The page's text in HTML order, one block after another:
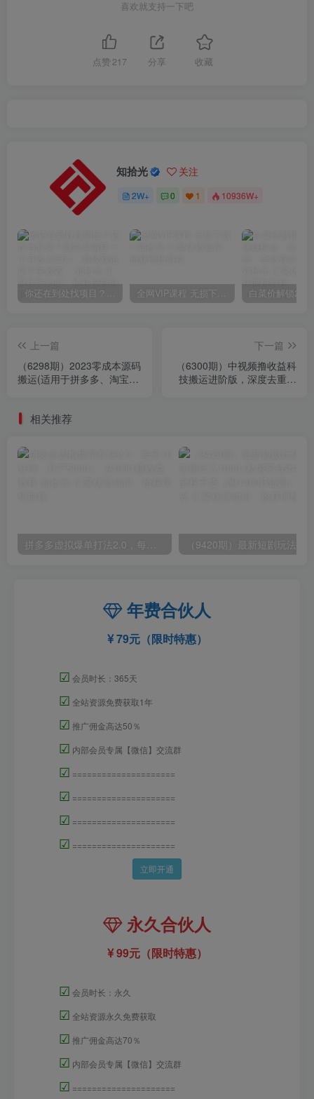
喜欢就支持一下吧
点赞 217 分享 收藏
知拾光 关注
2W+ 0 1 10936W+
你还在到处找项目？还在当韭菜？我靠卖项目一个月收入5万+，曾经我也是个失败者。 全网VIP课程 无损下载~
上一篇
（6298期）2023零成本源码
搬运(适用于拼多多、淘宝、
下一篇
（6300期）中视频撸收益科
技搬运进阶版，深度去重搬
相关推荐
拼多多虚拟爆单打法2.0，每天10分钟，月产5000+，从0到1赚收益教程
年费合伙人
79元（限时特惠）
☑ 会员时长：365天
☑ 全站资源免费获取1年
☑ 推广佣金高达50％
☑ 内部会员专属【微信】交流群
☑ =====================
☑ =====================
☑ =====================
☑ =====================
立即开通
永久合伙人
99元（限时特惠）
☑ 会员时长：永久
☑ 全站资源永久免费获取
☑ 推广佣金高达70％
☑ 内部会员专属【微信】交流群
☑ =====================